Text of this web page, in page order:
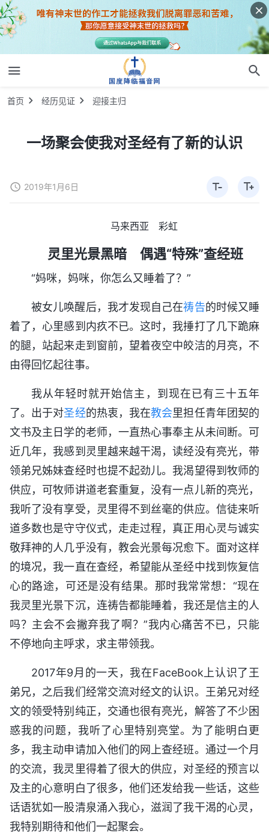
首页 经历见证 迎接主归
一场聚会使我对圣经有了新的认识
2019年1月6日
马来西亚 彩虹
灵里光景黑暗 偶遇“特殊”查经班
“妈咪，妈咪，你怎么又睡着了？”
被女儿唤醒后，我才发现自己在祷告的时候又睡
着了，心里感到内疚不已。这时，我捶打了几下跪麻
的腿，站起来走到窗前，望着夜空中皎洁的月亮，不
由得回忆起往事。
我从年轻时就开始信主，到现在已有三十五年
了。出于对圣经的热衷，我在教会里担任青年团契的
文书及主日学的老师，一直热心事奉主从未间断。可
近几年，我感到灵里越来越干渴，读经没有亮光，带
领弟兄姊妹查经时也提不起劲儿。我渴望得到牧师的
供应，可牧师讲道老套重复，没有一点儿新的亮光，
我听了没有享受，灵里得不到丝毫的供应。信徒来听
道多数也是守守仪式，走走过程，真正用心灵与诚实
敬拜神的人几乎没有，教会光景每况愈下。面对这样
的境况，我一直在查经，希望能从圣经中找到恢复信
心的路途，可还是没有结果。那时我常常想：“现在
我灵里光景下沉，连祷告都能睡着，我还是信主的人
吗？主会不会撇弃我了啊？”我内心痛苦不已，只能
不停地向主呼求，求主带领我。
2017年9月的一天，我在FaceBook上认识了王
弟兄，之后我们经常交流对经文的认识。王弟兄对经
文的领受特别纯正，交通也很有亮光，解答了不少困
惑我的问题，我听了心里特别亮堂。为了能明白更
多，我主动申请加入他们的网上查经班。通过一个月
的交流，我灵里得着了很大的供应，对圣经的预言以
及主的心意明白了很多，他们还发给我一些话，这些
话语犹如一股清泉涌入我心，滋润了我干渴的心灵，
我特别期待和他们一起聚会。